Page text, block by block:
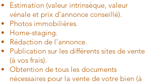
Estimation (valeur intrinsèque, valeur
vénale et prix d’annonce conseillé).
Photos immobilières.
Home-staging.
Rédaction de l’annonce.
Publication sur les différents sites de vente
(à vos frais).
Obtention de tous les documents
nécessaires pour la vente de votre bien (à